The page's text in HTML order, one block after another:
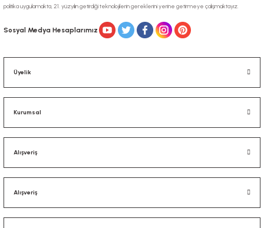
politika uygulamakta, 21. yüzyılın getirdiği teknolojilerin gereklerini yerine getirmeye çalışmaktayız.
Sosyal Medya Hesaplarımız
Üyelik
Kurumsal
Alışveriş
Alışveriş